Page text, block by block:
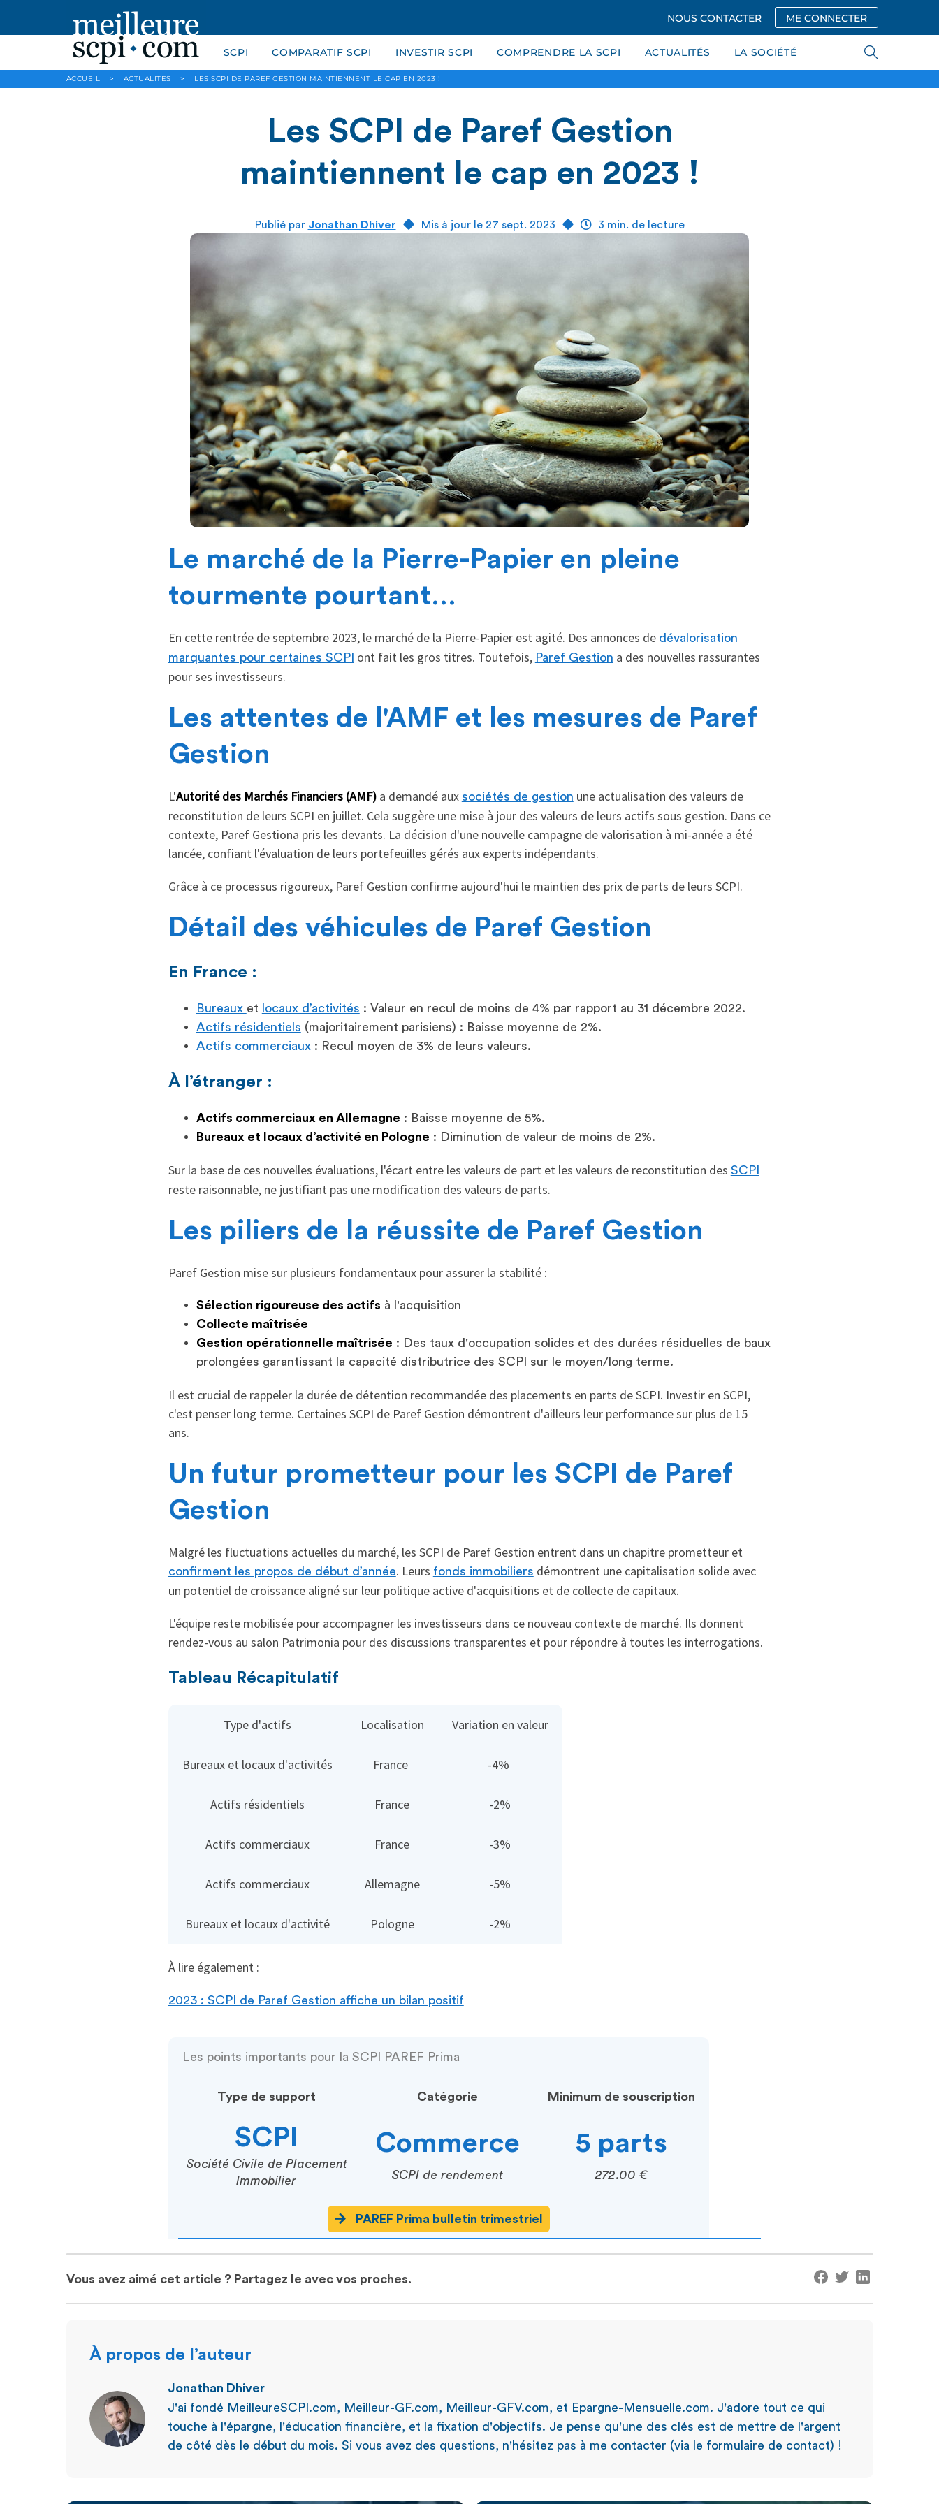
NOUS CONTACTER ME CONNECTER
SCPI COMPARATIF SCPI INVESTIR SCPI COMPRENDRE LA SCPI ACTUALITÉS LA SOCIÉTÉ
ACCUEIL > ACTUALITES > LES SCPI DE PAREF GESTION MAINTIENNENT LE CAP EN 2023 !
Les SCPI de Paref Gestion
maintiennent le cap en 2023 !
Publié par Jonathan Dhiver Mis à jour le 27 sept. 2023 3 min. de lecture
Le marché de la Pierre-Papier en pleine
tourmente pourtant…
En cette rentrée de septembre 2023, le marché de la Pierre-Papier est agité. Des annonces de dévalorisation
marquantes pour certaines SCPI ont fait les gros titres. Toutefois, Paref Gestion a des nouvelles rassurantes
pour ses investisseurs.
Les attentes de l'AMF et les mesures de Paref
Gestion
L'Autorité des Marchés Financiers (AMF)a demandé aux sociétés de gestion une actualisation des valeurs de
reconstitution de leurs SCPI en juillet. Cela suggère une mise à jour des valeurs de leurs actifs sous gestion. Dans ce
contexte, Paref Gestiona pris les devants. La décision d'une nouvelle campagne de valorisation à mi-année a été
lancée, confiant l'évaluation de leurs portefeuilles gérés aux experts indépendants.
Grâce à ce processus rigoureux, Paref Gestion confirme aujourd'hui le maintien des prix de parts de leurs SCPI.
Détail des véhicules de Paref Gestion
En France :
Bureaux et locaux d’activités : Valeur en recul de moins de 4% par rapport au 31 décembre 2022.
Actifs résidentiels (majoritairement parisiens) : Baisse moyenne de 2%.
Actifs commerciaux: Recul moyen de 3% de leurs valeurs.
À l’étranger :
Actifs commerciaux en Allemagne : Baisse moyenne de 5%.
Bureaux et locaux d’activité en Pologne : Diminution de valeur de moins de 2%.
Sur la base de ces nouvelles évaluations, l'écart entre les valeurs de part et les valeurs de reconstitution des SCPI
reste raisonnable, ne justifiant pas une modification des valeurs de parts.
Les piliers de la réussite de Paref Gestion
Paref Gestion mise sur plusieurs fondamentaux pour assurer la stabilité :
Sélection rigoureuse des actifs à l'acquisition
Collecte maîtrisée
Gestion opérationnelle maîtrisée : Des taux d'occupation solides et des durées résiduelles de baux
prolongées garantissant la capacité distributrice des SCPI sur le moyen/long terme.
Il est crucial de rappeler la durée de détention recommandée des placements en parts de SCPI. Investir en SCPI,
c'est penser long terme. Certaines SCPI de Paref Gestion démontrent d'ailleurs leur performance sur plus de 15
ans.
Un futur prometteur pour les SCPI de Paref
Gestion
Malgré les fluctuations actuelles du marché, les SCPI de Paref Gestion entrent dans un chapitre prometteur et
confirment les propos de début d’année. Leurs fonds immobiliers démontrent une capitalisation solide avec
un potentiel de croissance aligné sur leur politique active d'acquisitions et de collecte de capitaux.
L'équipe reste mobilisée pour accompagner les investisseurs dans ce nouveau contexte de marché. Ils donnent
rendez-vous au salon Patrimonia pour des discussions transparentes et pour répondre à toutes les interrogations.
Tableau Récapitulatif
Type d'actifs Localisation Variation en valeur
Bureaux et locaux d'activités France -4%
Actifs résidentiels France -2%
Actifs commerciaux France -3%
Actifs commerciaux Allemagne -5%
Bureaux et locaux d'activité Pologne -2%
À lire également :
2023 : SCPI de Paref Gestion affiche un bilan positif
Les points importants pour la SCPI PAREF Prima
Type de support
SCPI
Société Civile de Placement
Immobilier
Catégorie
Commerce
SCPI de rendement
Minimum de souscription
5 parts
272.00 €
PAREF Prima bulletin trimestriel
Vous avez aimé cet article ? Partagez le avec vos proches.
À propos de l’auteur
Jonathan Dhiver
J'ai fondé MeilleureSCPI.com, Meilleur-GF.com, Meilleur-GFV.com, et Epargne-Mensuelle.com. J'adore tout ce qui
touche à l'épargne, l'éducation financière, et la fixation d'objectifs. Je pense qu'une des clés est de mettre de l'argent
de côté dès le début du mois. Si vous avez des questions, n'hésitez pas à me contacter (via le formulaire de contact) !